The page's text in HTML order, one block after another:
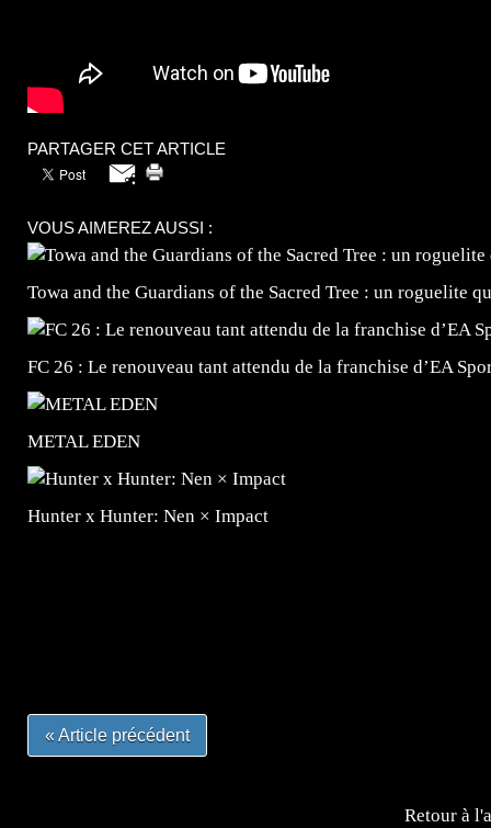
PARTAGER CET ARTICLE
VOUS AIMEREZ AUSSI :
Towa and the Guardians of the Sacred Tree : un roguelite
FC 26 : Le renouveau tant attendu de la franchise d’EA
METAL EDEN
Hunter x Hunter: Nen × Impact
« Article précédent
Retour à